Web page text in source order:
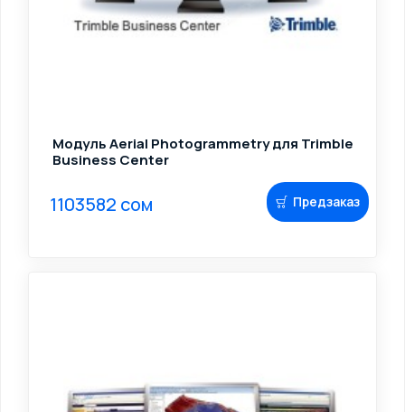
Модуль Aerial Photogrammetry для Trimble
Business Center
1103582 сом Предзаказ